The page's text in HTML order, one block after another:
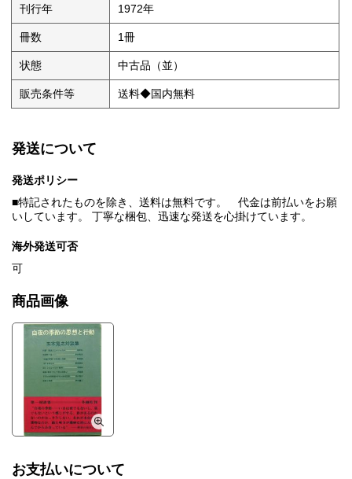
刊行年 1972年
冊数 1冊
状態 中古品（並）
販売条件等 送料◆国内無料
発送について
発送ポリシー
■特記されたものを除き、送料は無料です。 代金は前払いをお願
いしています。 丁寧な梱包、迅速な発送を心掛けています。
海外発送可否
可
商品画像
お支払いについて